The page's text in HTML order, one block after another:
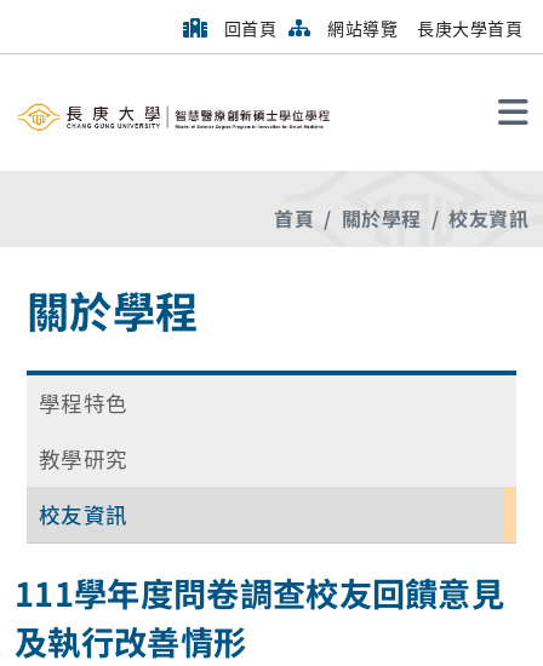
回首頁 網站導覽 長庚大學首頁
首頁 關於學程 校友資訊
關於學程
學程特色
教學研究
校友資訊
111學年度問卷調查校友回饋意見
及執行改善情形